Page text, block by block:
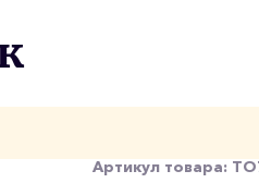
Артикул товара: